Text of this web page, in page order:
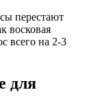
перестают
восковая
всего на 2-3
для